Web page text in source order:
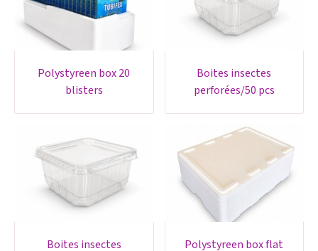
polystyreen box 20
blisters
boites insectes
perforées/50 pcs
boites insectes
polystyreen box flat